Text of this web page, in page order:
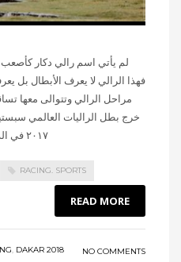
لم يأتي اسم رالي دكار
فهذا الرالي لا يعرف الأبطال بل
مراحل الرالي وتتوالى معها
خرج بطل الراليات العالمي
٢٠١٧ في الدرجات سام سندرلاند واليوم واجه
RACING. SPORTS
READ MORE
, DAKAR 2018 NO COMMENTS